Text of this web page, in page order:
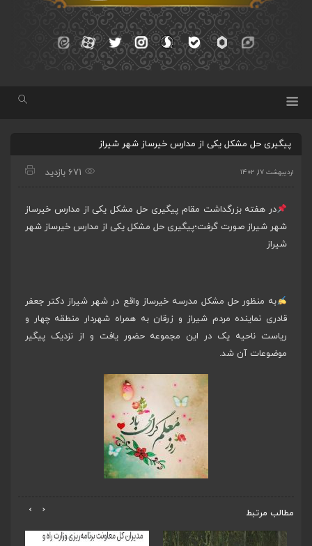
پیگیری حل مشکل یکی از مدارس خیرساز شهر شیراز
اردیبهشت ۱۷, ۱۴۰۲ 671 بازدید
در هفته بزرگداشت مقام پیگیری حل مشکل یکی از مدارس خیرساز
شهر شیراز صورت گرفت؛پیگیری حل مشکل یکی از مدارس خیرساز شهر
شیراز
به منظور حل مشکل مدرسه خیرساز واقع در شهر شیراز دکتر جعفر
قادری نماینده مردم شیراز و زرقان به همراه شهردار منطقه چهار و
ریاست ناحیه یک در این مجموعه حضور یافت و از نزدیک پیگیر
موضوعات آن شد.
مطالب مرتبط ‹
›